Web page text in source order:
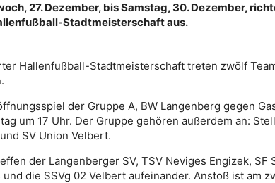
27. Dezember, bis Samstag, 30. Dezember,
Stadtmeisterschaft aus.
Hallenfußball-Stadtmeisterschaft treten zwölf
der Gruppe A, BW Langenberg gegen
um 17 Uhr. Der Gruppe gehören außerdem an:
SV Union Velbert.
der Langenberger SV, TSV Neviges Engizek, SF
und die SSVg 02 Velbert aufeinander. Anstoß ist am